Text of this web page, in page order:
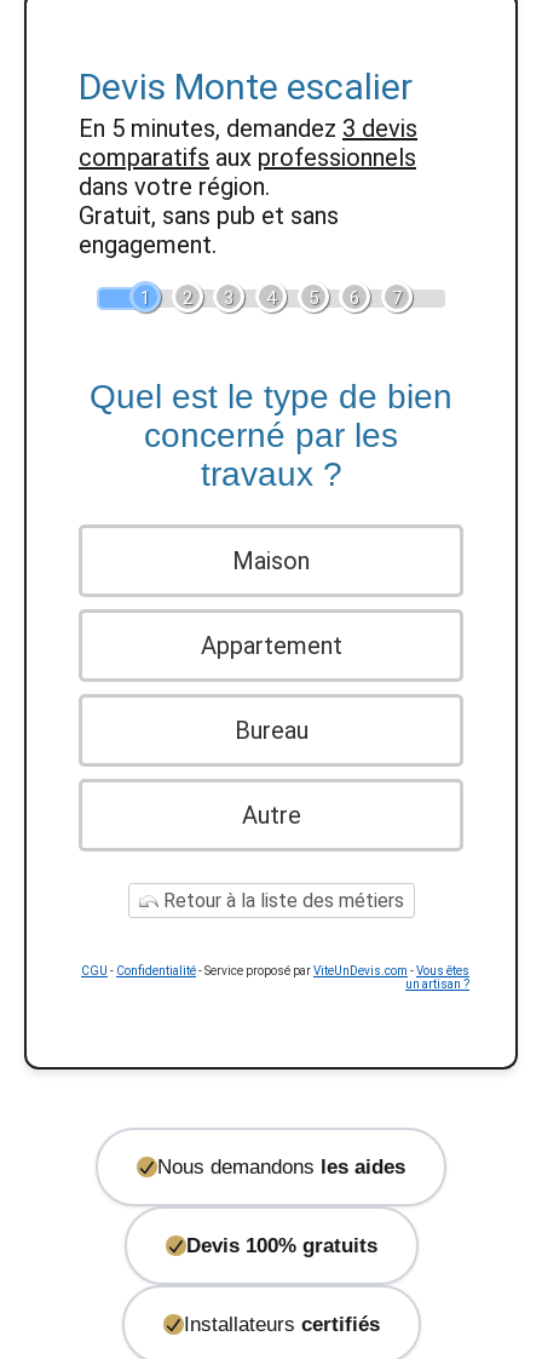
Devis Monte escalier
En 5 minutes, demandez 3 devis
comparatifs aux professionnels
dans votre région.
Gratuit, sans pub et sans
engagement.
1 2 3 4 5 6 7
Quel est le type de bien
concerné par les
travaux ?
Maison
Appartement
Bureau
Autre
Retour à la liste des métiers
CGU - Confidentialité- Service proposé parViteUnDevis.com -Vous êtes
un artisan ?
Nous demandons les aides
Devis 100% gratuits
Installateurs certifiés